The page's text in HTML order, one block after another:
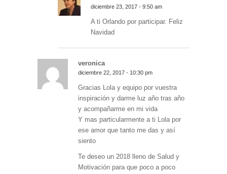
diciembre 23, 2017 - 9:50 am
A ti Orlando por participar. Feliz
Navidad
veronica
diciembre 22, 2017 - 10:30 pm
Gracias Lola y equipo por vuestra
inspiración y darme luz año tras año
y acompañarme en mi vida
Y mas particularmente a ti Lola por
ese amor que tanto me das y así
siento
Te deseo un 2018 lleno de Salud y
Motivación para que poco a poco